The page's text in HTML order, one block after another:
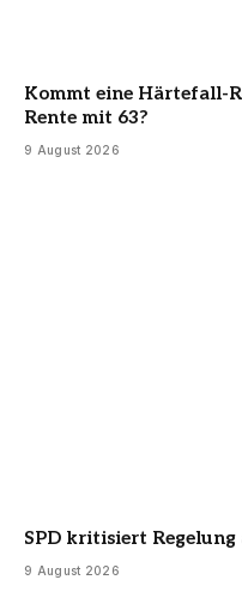
Kommt eine Härtefall-
Rente mit 63?
9 August 2026
SPD kritisiert Regelung
9 August 2026